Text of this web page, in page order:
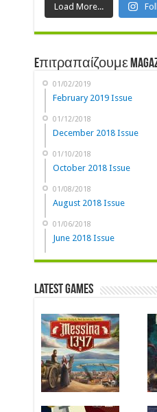
Load More...
Eπιτραπαίζουμε
01/02/2019
February 2019 Issue
01/12/2018
December 2018 Issue
01/10/2018
October 2018 Issue
01/08/2018
August 2018 Issue
01/06/2018
June 2018 Issue
Latest Games